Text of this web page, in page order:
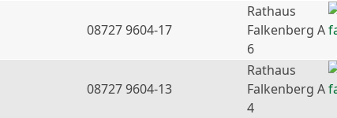
08727 9604-17
Rathaus
Falkenberg A
6
08727 9604-13
Rathaus
Falkenberg A
4